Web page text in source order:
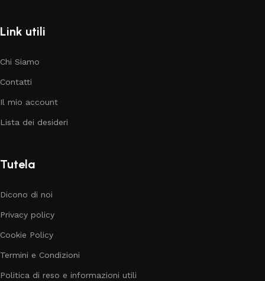
Link utili
Chi Siamo
Contatti
Il mio account
Lista dei desideri
Tutela
Dicono di noi
Privacy policy
Cookie Policy
Termini e Condizioni
Politica di reso e informazioni utili